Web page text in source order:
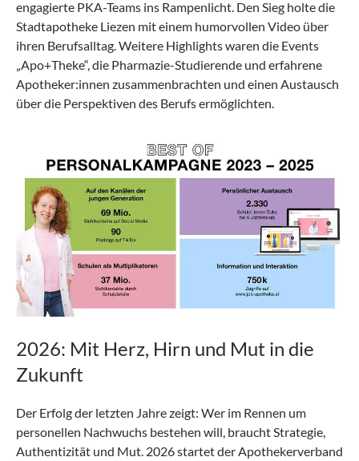
engagierte PKA-Teams ins Rampenlicht. Den Sieg holte die
Stadtapotheke Liezen mit einem humorvollen Video über
ihren Berufsalltag. Weitere Highlights waren die Events
„Apo+Theke“, die Pharmazie-Studierende und erfahrene
Apotheker:innen zusammenbrachten und einen Austausch
über die Perspektiven des Berufs ermöglichten.
2026: Mit Herz, Hirn und Mut in die
Zukunft
Der Erfolg der letzten Jahre zeigt: Wer im Rennen um
personellen Nachwuchs bestehen will, braucht Strategie,
Authentizität und Mut. 2026 startet der Apothekerverband